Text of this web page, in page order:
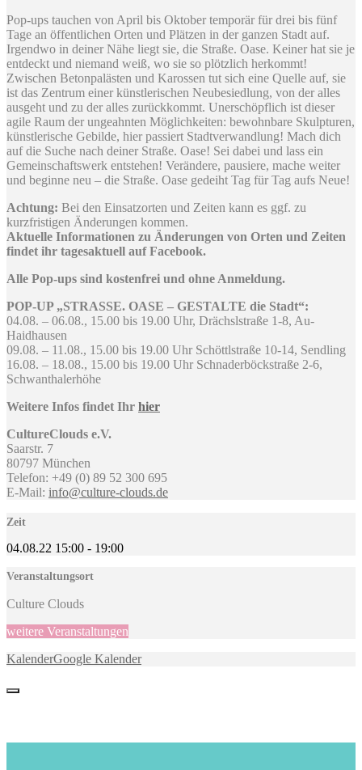
Pop-ups tauchen von April bis Oktober temporär für drei bis fünf
Tage an öffentlichen Orten und Plätzen in der ganzen Stadt auf.
Irgendwo in deiner Nähe liegt sie, die Straße. Oase. Keiner hat sie je
entdeckt und niemand weiß, wo sie so plötzlich herkommt!
Zwischen Betonpalästen und Karossen tut sich eine Quelle auf, sie
ist das Zentrum einer künstlerischen Neubesiedlung, von der alles
ausgeht und zu der alles zurückkommt. Unerschöpflich ist dieser
agile Raum der ungeahnten Möglichkeiten: bewohnbare Skulpturen,
künstlerische Gebilde, hier passiert Stadtverwandlung! Mach dich
auf die Suche nach deiner Straße. Oase! Sei dabei und lass ein
Gemeinschaftswerk entstehen! Verändere, pausiere, mache weiter
und beginne neu – die Straße. Oase gedeiht Tag für Tag aufs Neue!
Achtung: Bei den Einsatzorten und Zeiten kann es ggf. zu
kurzfristigen Änderungen kommen.
Aktuelle Informationen zu Änderungen von Orten und Zeiten
findet ihr tagesaktuell auf Facebook.
Alle Pop-ups sind kostenfrei und ohne Anmeldung.
POP-UP „STRASSE. OASE – GESTALTE die Stadt“:
04.08. – 06.08., 15.00 bis 19.00 Uhr, Drächslstraße 1-8, Au-
Haidhausen
09.08. – 11.08., 15.00 bis 19.00 Uhr Schöttlstraße 10-14, Sendling
16.08. – 18.08., 15.00 bis 19.00 Uhr Schnaderböckstraße 2-6,
Schwanthalerhöhe
Weitere Infos findet Ihr hier
CultureClouds e.V.
Saarstr. 7
80797 München
Telefon: +49 (0) 89 52 300 695
E-Mail: info@culture-clouds.de
Zeit
04.08.22 15:00 - 19:00
Veranstaltungsort
Culture Clouds
weitere Veranstaltungen
KalenderGoogle Kalender